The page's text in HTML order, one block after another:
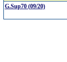
G.Sup70 (09/20)